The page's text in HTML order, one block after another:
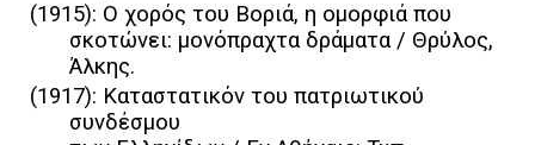
(1915): Ο χορός του Βοριά, η ομορφιά που
σκοτώνει: μονόπραχτα δράματα / Θρύλος,
Άλκης.
(1917): Καταστατικόν του πατριωτικού
συνδέσμου